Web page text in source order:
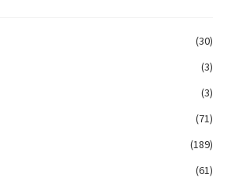
(30)
(3)
(3)
(71)
(189)
(61)